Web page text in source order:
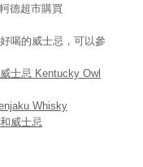
德超市購買
喝的威士忌，可以參
士忌 Kentucky Owl
Whisky
威士忌